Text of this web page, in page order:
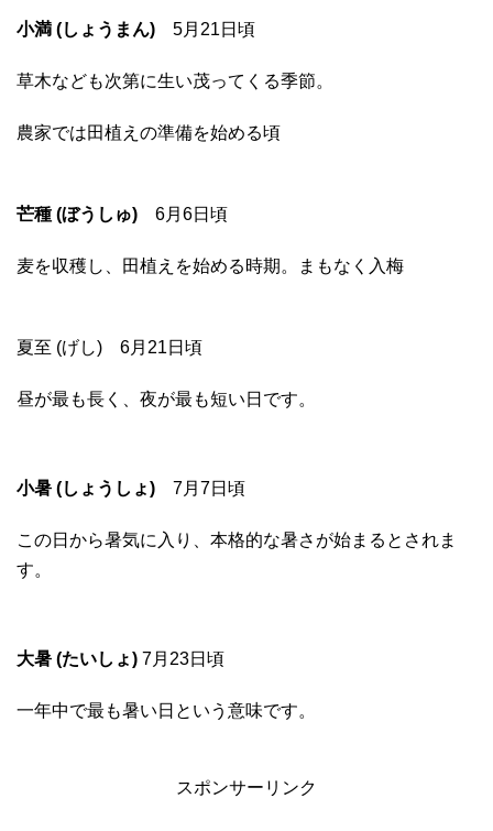
小満 (しょうまん) 5月21日頃
草木なども次第に生い茂ってくる季節。
農家では田植えの準備を始める頃
芒種 (ぼうしゅ) 6月6日頃
麦を収穫し、田植えを始める時期。まもなく入梅
夏至 (げし) 6月21日頃
昼が最も長く、夜が最も短い日です。
小暑 (しょうしょ) 7月7日頃
この日から暑気に入り、本格的な暑さが始まるとされま
す。
大暑 (たいしょ) 7月23日頃
一年中で最も暑い日という意味です。
スポンサーリンク